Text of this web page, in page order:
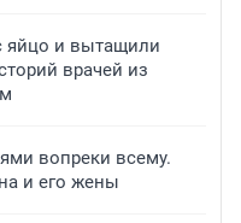
яйцо и вытащили
врачей из
вопреки всему.
и его жены